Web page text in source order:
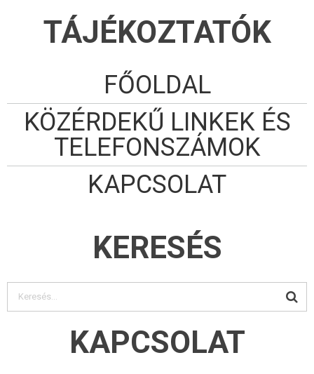
TÁJÉKOZTATÓK
FŐOLDAL
KÖZÉRDEKŰ LINKEK ÉS
TELEFONSZÁMOK
KAPCSOLAT
KERESÉS
KAPCSOLAT